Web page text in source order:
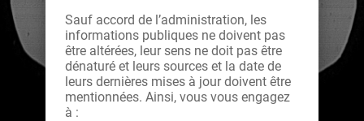
Sauf accord de l’administration, les
informations publiques ne doivent pas
être altérées, leur sens ne doit pas être
dénaturé et leurs sources et la date de
leurs dernières mises à jour doivent être
mentionnées. Ainsi, vous vous engagez
à :